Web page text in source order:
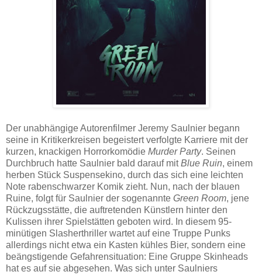
Der unabhängige Autorenfilmer Jeremy Saulnier begann
seine in Kritikerkreisen begeistert verfolgte Karriere mit der
kurzen, knackigen Horrorkomödie Murder Party. Seinen
Durchbruch hatte Saulnier bald darauf mitBlue Ruin, einem
herben Stück Suspensekino, durch das sich eine leichten
Note rabenschwarzer Komik zieht. Nun, nach der blauen
Ruine, folgt für Saulnier der sogenannte Green Room, jene
Rückzugsstätte, die auftretenden Künstlern hinter den
Kulissen ihrer Spielstätten geboten wird. In diesem 95-
minütigen Slasherthriller wartet auf eine Truppe Punks
allerdings nicht etwa ein Kasten kühles Bier, sondern eine
beängstigende Gefahrensituation: Eine Gruppe Skinheads
hat es auf sie abgesehen. Was sich unter Saulniers